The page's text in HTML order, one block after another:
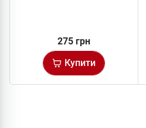
275 грн
Купити